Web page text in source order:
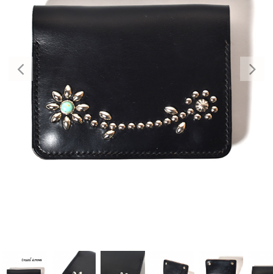
Previous Next